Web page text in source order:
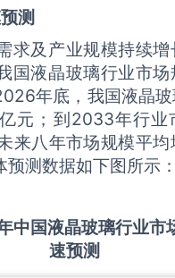
测
求及产业规模持续增
国液晶玻璃行业市
年底，我国液晶
元；到2033年行业
来八年市场规模平均
测数据如下图所示：
中国液晶玻璃行业市
速预测